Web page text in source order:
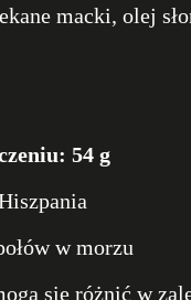
macki, olej
54 g
w morzu
się różnić w